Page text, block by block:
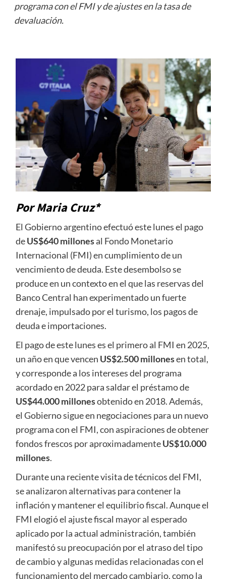
programa con el FMI y de ajustes en la tasa de
devaluación.
Por Maria Cruz*
El Gobierno argentino efectuó este lunes el pago
deUS$640 millonesal Fondo Monetario
Internacional (FMI) en cumplimiento de un
vencimiento de deuda. Este desembolso se
produce en un contexto en el que las reservas del
Banco Central han experimentado un fuerte
drenaje, impulsado por el turismo, los pagos de
deuda e importaciones.
El pago de este lunes es el primero al FMI en 2025,
un año en que vencen US$2.500 millonesen total,
y corresponde a los intereses del programa
acordado en 2022 para saldar el préstamo de
US$44.000 millonesobtenido en 2018. Además,
el Gobierno sigue en negociaciones para un nuevo
programa con el FMI, con aspiraciones de obtener
fondos frescos por aproximadamenteUS$10.000
millones.
Durante una reciente visita de técnicos del FMI,
se analizaron alternativas para contener la
inflación y mantener el equilibrio fiscal. Aunque el
FMI elogió el ajuste fiscal mayor al esperado
aplicado por la actual administración, también
manifestó su preocupación por el atraso del tipo
de cambio y algunas medidas relacionadas con el
funcionamiento del mercado cambiario, como la